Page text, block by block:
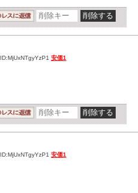
ID:MjUxNTgyYzP1 安価1
ID:MjUxNTgyYzP1 安価1